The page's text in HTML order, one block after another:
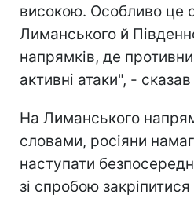
високою. Особливо це
Лиманського й
напрямків, де
активні атаки", -
На Лиманського
словами, росіяни
наступати
зі спробою